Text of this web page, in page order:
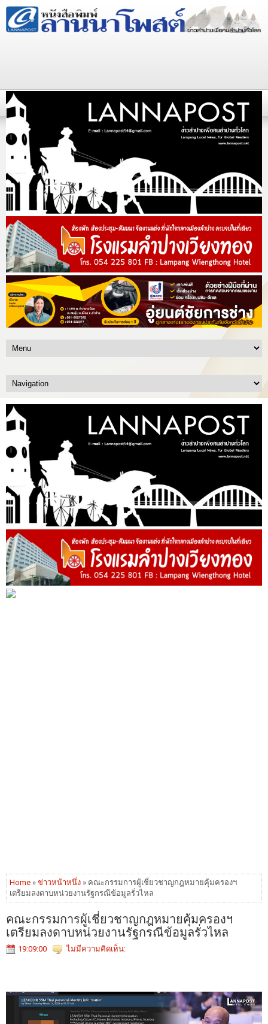
Home » ข่าวหน้าหนึ่ง » คณะกรรมการผู้เชี่ยวชาญกฎหมายคุ้มครองฯ
เตรียมลงดาบหน่วยงานรัฐกรณีข้อมูลรั่วไหล
คณะกรรมการผู้เชี่ยวชาญกฎหมายคุ้มครองฯ
เตรียมลงดาบหน่วยงานรัฐกรณีข้อมูลรั่วไหล
19:09:00 ไม่มีความคิดเห็น: